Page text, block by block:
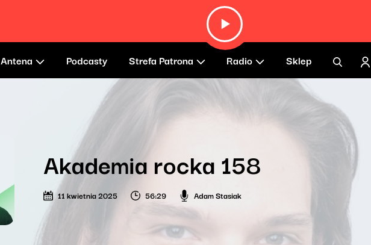
Antena Podcasty Strefa Patrona Radio Sklep
Akademia rocka 158
11 kwietnia 2025 56:29 Adam Stasiak